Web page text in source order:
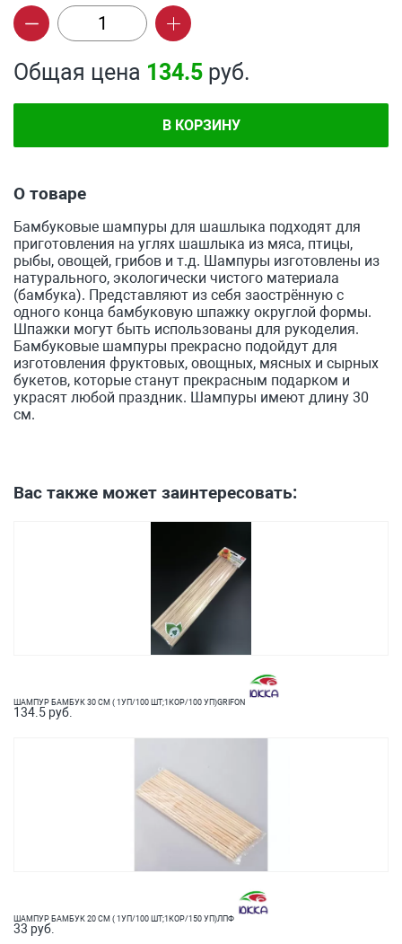
Общая цена 134.5 руб.
В КОРЗИНУ
О товаре
Бамбуковые шампуры для шашлыка подходят для
приготовления на углях шашлыка из мяса, птицы,
рыбы, овощей, грибов и т.д. Шампуры изготовлены из
натурального, экологически чистого материала
(бамбука). Представляют из себя заострённую с
одного конца бамбуковую шпажку округлой формы.
Шпажки могут быть использованы для рукоделия.
Бамбуковые шампуры прекрасно подойдут для
изготовления фруктовых, овощных, мясных и сырных
букетов, которые станут прекрасным подарком и
украсят любой праздник. Шампуры имеют длину 30
см.
Вас также может заинтересовать:
ШАМПУР БАМБУК 30 СМ ( 1УП/100 ШТ;1КОР/100 УП)GRIFON
134.5 руб.
ШАМПУР БАМБУК 20 СМ ( 1УП/100 ШТ;1КОР/150 УП)ЛПФ
33 руб.